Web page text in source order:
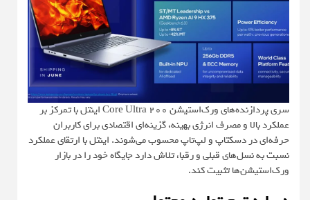
سری پردازنده‌های ورک‌استیشن Core Ultra 200 اینتل با تمرکز بر
عملکرد بالا و مصرف انرژی بهینه، گزینه‌ای اقتصادی برای کاربران
حرفه‌ای در دسکتاپ و لپ‌تاپ محسوب می‌شوند. اینتل با ارتقای عملکرد
نسبت به نسل‌های قبلی و رقبا، تلاش دارد جایگاه خود را در بازار
ورک‌استیشن‌ها تثبیت کند.